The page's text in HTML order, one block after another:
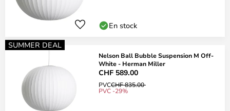
En stock
SUMMER DEAL
Nelson Ball Bubble Suspension M Off-
White - Herman Miller
CHF 589.00
PVCCHF 835.00
PVC -29%